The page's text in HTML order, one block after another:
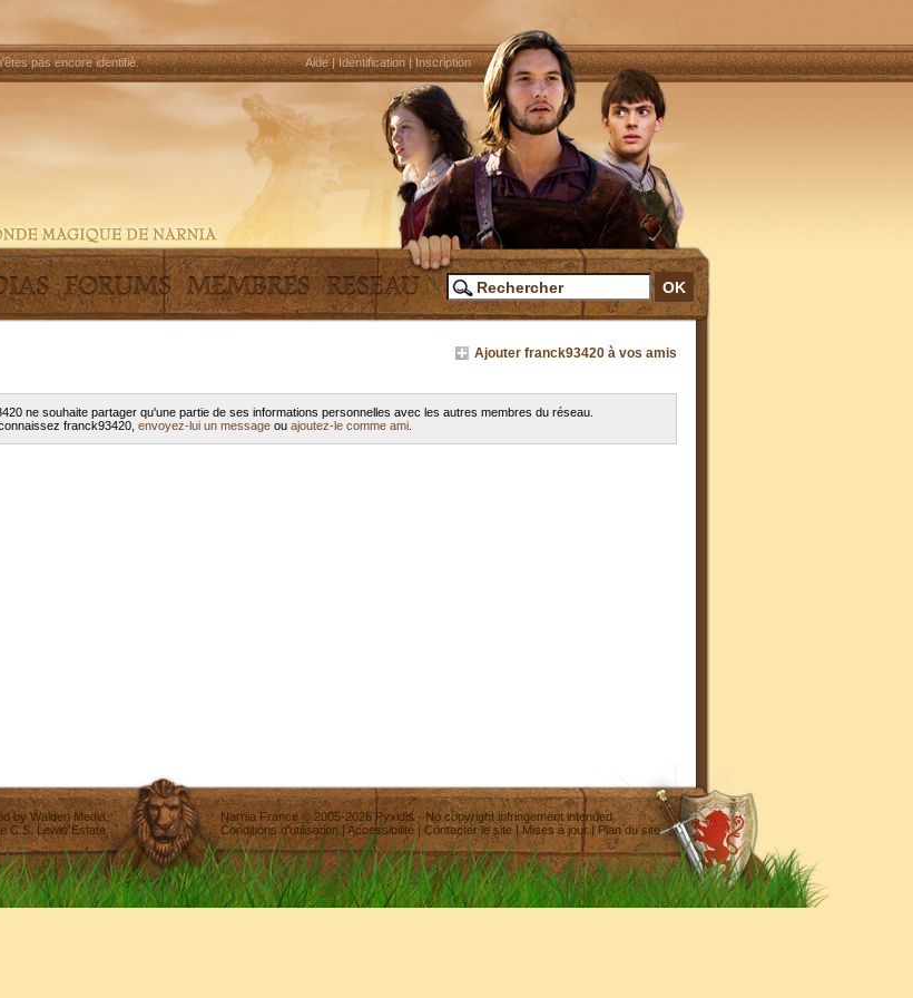
pas encore identifié. Aide|Identification|Inscription
Ajouter franck93420 à vos amis
ne souhaite partager qu'une partie de ses informations personnelles avec les autres membres du réseau.
franck93420, envoyez-lui un message ou ajoutez-le comme ami
byWalden Media
C.S. Lewis Estate.
Narnia France ©2005-2026 Pyxidis- No copyright infringement intended
Conditions d'utilisation|Accessibilité| Contacter le site|Mises à jour| Plan du site